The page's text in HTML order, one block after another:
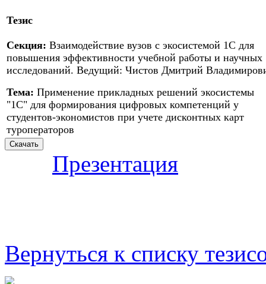
Тезис
Секция: Взаимодействие вузов с экосистемой 1С для
повышения эффективности учебной работы и научных
исследований. Ведущий: Чистов Дмитрий
Тема: Применение прикладных решений экосистемы
"1С" для формирования цифровых компетенций у
студентов-экономистов при учете дисконтных карт
туроператоров
Презентация
Вернуться к списку